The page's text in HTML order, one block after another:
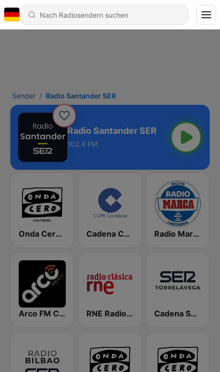
Sender Radio Santander SER
Radio Santander SER
102.4 FM
Onda Cero Santander Cadena COPE Cantabria Radio Marca Cantabria
Arco FM Cantabria RNE Radio Clásica Cadena SER Torrelavega